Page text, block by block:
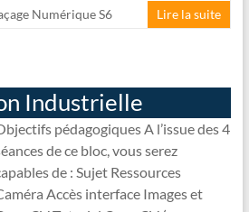
Numérique S6 Lire la suite
Industrielle
pédagogiques A l’issue des 4
de ce bloc, vous serez
de : Sujet Ressources
Accès interface Images et